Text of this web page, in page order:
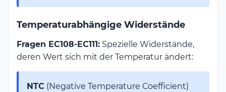
Temperaturabhängige Widerstände
Fragen EC108-EC111: Spezielle Widerstände,
deren Wert sich mit der Temperatur ändert:
NTC (Negative Temperature Coefficient)